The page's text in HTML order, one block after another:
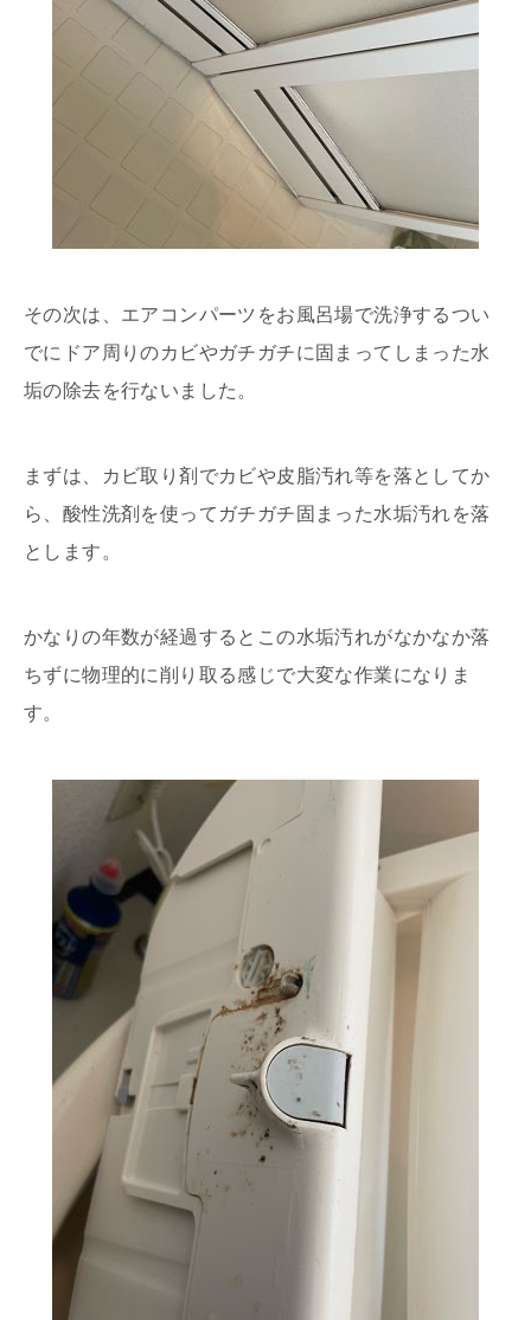
その次は、エアコンパーツをお風呂場で洗浄するつい
でにドア周りのカビやガチガチに固まってしまった水
垢の除去を行ないました。
まずは、カビ取り剤でカビや皮脂汚れ等を落としてか
ら、酸性洗剤を使ってガチガチ固まった水垢汚れを落
とします。
かなりの年数が経過するとこの水垢汚れがなかなか落
ちずに物理的に削り取る感じで大変な作業になりま
す。